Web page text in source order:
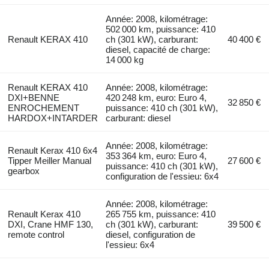
Renault KERAX 410
Année: 2008, kilométrage:
502 000 km, puissance: 410
ch (301 kW), carburant:
diesel, capacité de charge:
14 000 kg
40 400 €
Renault KERAX 410
DXI+BENNE
ENROCHEMENT
HARDOX+INTARDER
Année: 2008, kilométrage:
420 248 km, euro: Euro 4,
puissance: 410 ch (301 kW),
carburant: diesel
32 850 €
Renault Kerax 410 6x4
Tipper Meiller Manual
gearbox
Année: 2008, kilométrage:
353 364 km, euro: Euro 4,
puissance: 410 ch (301 kW),
configuration de l'essieu: 6x4
27 600 €
Renault Kerax 410
DXI, Crane HMF 130,
remote control
Année: 2008, kilométrage:
265 755 km, puissance: 410
ch (301 kW), carburant:
diesel, configuration de
l'essieu: 6x4
39 500 €